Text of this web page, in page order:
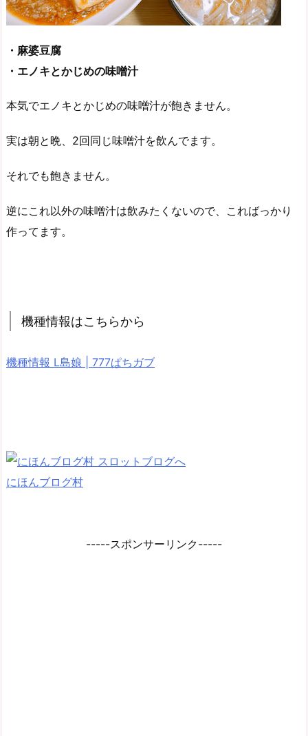
・麻婆豆腐
・エノキとかじめの味噌汁
本気でエノキとかじめの味噌汁が飽きません。
実は朝と晩、2回同じ味噌汁を飲んでます。
それでも飽きません。
逆にこれ以外の味噌汁は飲みたくないので、こればっかり
作ってます。
機種情報はこちらから
機種情報 L島娘 | 777ぱちガブ
にほんブログ村
-----スポンサーリンク-----